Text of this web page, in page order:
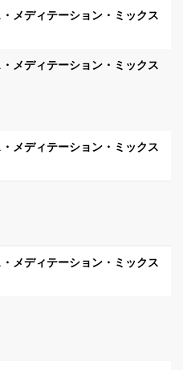
メディテーション・ミックス
メディテーション・ミックス
メディテーション・ミックス
メディテーション・ミックス